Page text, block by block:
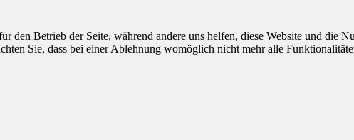
den Betrieb der Seite, während andere uns helfen, diese Website und die
Sie, dass bei einer Ablehnung womöglich nicht mehr alle